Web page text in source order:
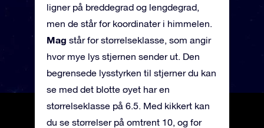
ligner på breddegrad og lengdegrad,
men de står for koordinater i himmelen.
Mag står for størrelseklasse, som angir
hvor mye lys stjernen sender ut. Den
begrensede lysstyrken til stjerner du kan
se med det blotte øyet har en
størrelseklasse på 6.5. Med kikkert kan
du se størrelser på omtrent 10, og for